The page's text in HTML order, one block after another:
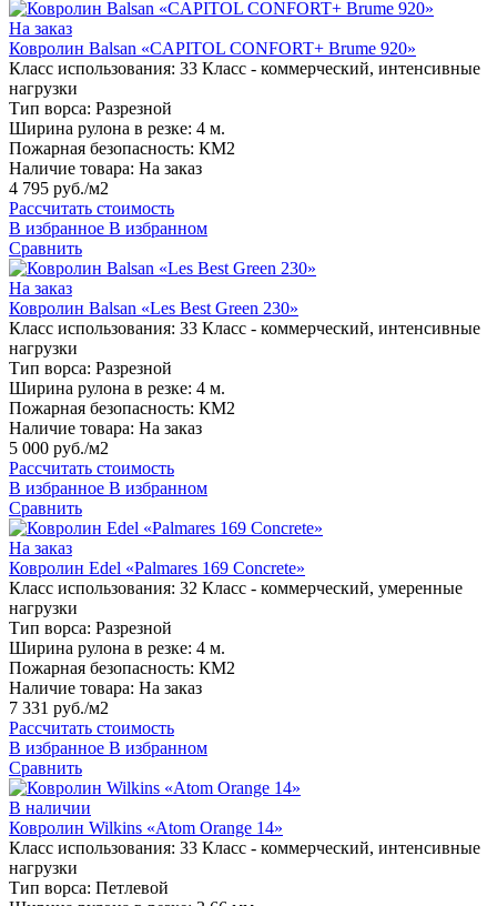
На заказ
Ковролин Balsan «CAPITOL CONFORT+ Brume 920»
Класс использования: 33 Класс - коммерческий, интенсивные
нагрузки
Тип ворса: Разрезной
Ширина рулона в резке: 4 м.
Пожарная безопасность: КМ2
Наличие товара: На заказ
4 795 руб./м2
Рассчитать стоимость
В избранное В избранном
Сравнить
На заказ
Ковролин Balsan «Les Best Green 230»
Класс использования: 33 Класс - коммерческий, интенсивные
нагрузки
Тип ворса: Разрезной
Ширина рулона в резке: 4 м.
Пожарная безопасность: КМ2
Наличие товара: На заказ
5 000 руб./м2
Рассчитать стоимость
В избранное В избранном
Сравнить
На заказ
Ковролин Edel «Palmares 169 Concrete»
Класс использования: 32 Класс - коммерческий, умеренные
нагрузки
Тип ворса: Разрезной
Ширина рулона в резке: 4 м.
Пожарная безопасность: КМ2
Наличие товара: На заказ
7 331 руб./м2
Рассчитать стоимость
В избранное В избранном
Сравнить
В наличии
Ковролин Wilkins «Atom Orange 14»
Класс использования: 33 Класс - коммерческий, интенсивные
нагрузки
Тип ворса: Петлевой